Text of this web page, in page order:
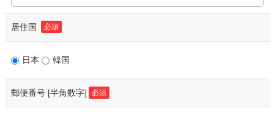
居住国 必須
日本 韓国
郵便番号[半角数字] 必須